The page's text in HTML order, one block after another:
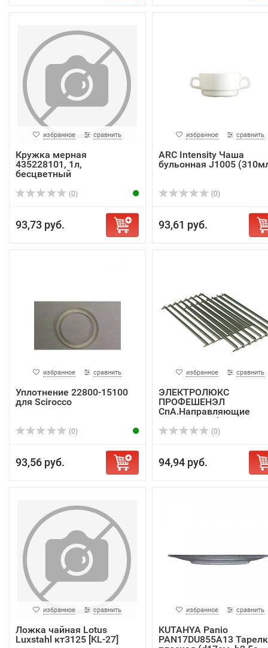
избранное сравнить
Кружка мерная
435228101, 1л,
бесцветный
(0)
93,73 руб.
избранное сравнить
ARC Intensity Чаша
бульонная J1005
(0)
93,61 руб.
избранное сравнить
Уплотнение 22800-15100
для Scirocco
(0)
93,56 руб.
избранное сравнить
ЭЛЕКТРОЛЮКС
ПРОФЕШЕНЭЛ
СпА.Направляющие
922105 д/рабочего...
(0)
94,94 руб.
избранное сравнить
Ложка чайная Lotus
Luxstahl кт3125 [KL-27]
избранное сравнить
KUTAHYA Panio
PAN17DU855A13